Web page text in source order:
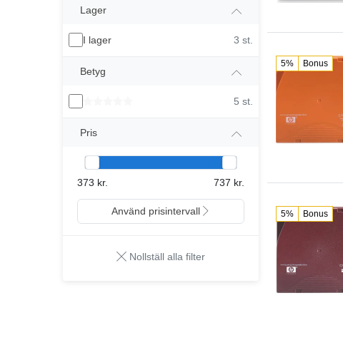
Lager
I lager 3 st.
Betyg
5 st.
Pris
373 kr. 737 kr.
Använd prisintervall
Nollställ alla filter
5% Bonus
5% Bonus